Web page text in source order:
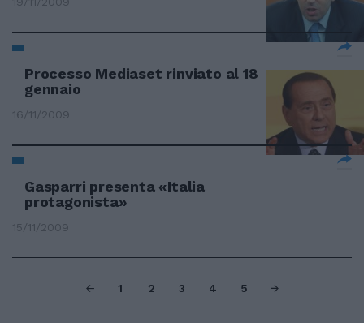
Processo Mediaset rinviato al 18
gennaio
16/11/2009
Gasparri presenta «Italia
protagonista»
15/11/2009
1 2 3 4 5